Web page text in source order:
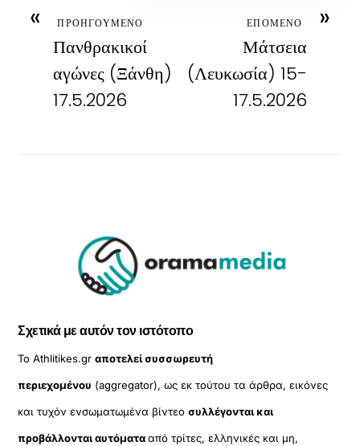
« ΠΡΟΗΓΟΥΜΕΝΟ
Πανθρακικοί
αγώνες (Ξάνθη)
17.5.2026
»
ΕΠΟΜΕΝΟ
Μάτσεια
(Λευκωσία) 15-
17.5.2026
Σχετικά με αυτόν τον ιστότοπο
Το Athlitikes.grαποτελεί συσσωρευτή
περιεχομένου (aggregator), ως εκ τούτου τα άρθρα, εικόνες
και τυχόν ενσωματωμένα βίντεοσυλλέγονται και
προβάλλονται αυτόματααπό τρίτες, ελληνικές και μη,